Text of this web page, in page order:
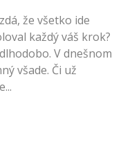
že všetko ide
každý váš krok?
V dnešnom
všade. Či už